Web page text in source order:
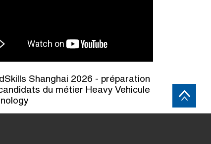
Shanghai 2026 - préparation
du métier Heavy Vehicule